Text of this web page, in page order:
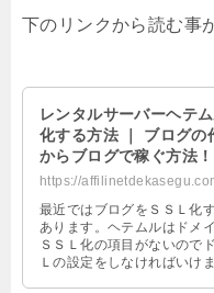
下のリンクから読む事
レンタルサーバーヘテ
化する方法 ｜ ブログの
からブログで稼ぐ方法！
https://
最近ではブログをＳＳＬ化
あります。ヘテムルはドメ
ＳＳＬ化の項目がないので
Ｌの設定をしなければいけ